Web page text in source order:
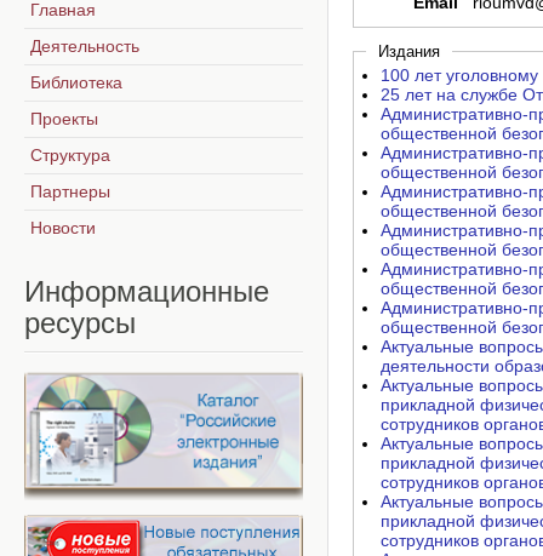
Издания
100 лет
25 лет на службе
Административно-правовое регулирование охраны
общественной
Административно-правовое регулирование охраны
общественной
Административно-правовое регулирование охраны
общественной
Административно-
общественной
Административно-
общественной
Административно-
общественной
Актуальные
деятельности
Актуальные
прикладной
сотрудников
Актуальные
прикладной
сотрудников
Актуальные
прикладной
сотрудников
Главная
Деятельность
Библиотека
Проекты
Структура
Партнеры
Новости
Информационные
ресурсы